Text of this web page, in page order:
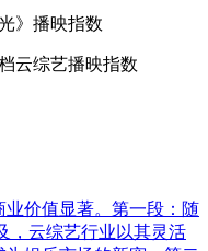
》播映指数
云综艺播映指数
价值显著。第一段：随
，云综艺行业以其灵活